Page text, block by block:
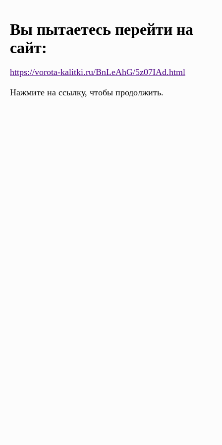
Вы пытаетесь перейти на
сайт:
https://vorota-kalitki.ru/BnLeAhG/5z07IAd.html
Нажмите на ссылку, чтобы продолжить.